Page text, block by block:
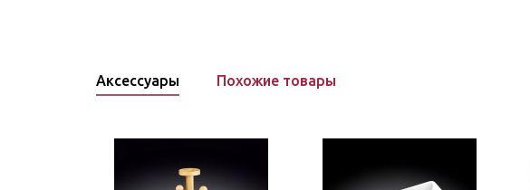
Аксессуары Похожие товары